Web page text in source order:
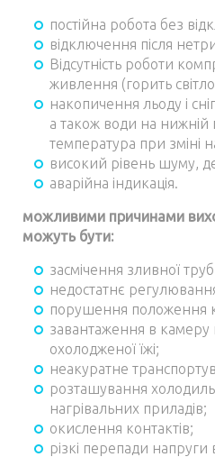
постійна робота без
відключення після
Відсутність роботи
живлення (горить
накопичення льоду і
а також води на нижній
температура при зміні
високий рівень шуму,
аварійна індикація.
можливими причинами
можуть бути:
засмічення зливної
недостатнє
порушення положення
завантаження в
охолодженої їжі;
неакуратне
розташування
нагрівальних приладів;
окислення контактів;
різкі перепади напруги